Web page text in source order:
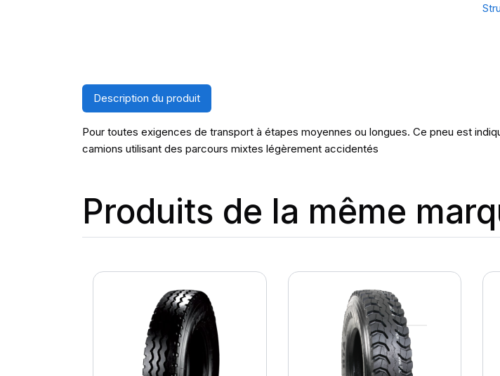
Description du produit
Pour toutes exigences de transport à étapes moyennes ou longues. Ce pneu est
camions utilisant des parcours mixtes légèrement accidentés
Produits de la même